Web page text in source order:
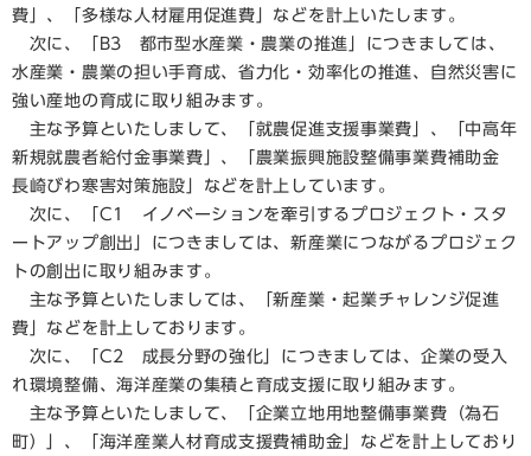
費」、「多様な人材雇用促進費」などを計上いたします。
次に、「B3 都市型水産業・農業の推進」につきましては、
水産業・農業の担い手育成、省力化・効率化の推進、自然災害に
強い産地の育成に取り組みます。
主な予算といたしまして、「就農促進支援事業費」、「中高年
新規就農者給付金事業費」、「農業振興施設整備事業費補助金
長崎びわ寒害対策施設」などを計上しています。
次に、「C1 イノベーションを牽引するプロジェクト・スタ
ートアップ創出」につきましては、新産業につながるプロジェク
トの創出に取り組みます。
主な予算といたしましては、「新産業・起業チャレンジ促進
費」などを計上しております。
次に、「C2 成長分野の強化」につきましては、企業の受入
れ環境整備、海洋産業の集積と育成支援に取り組みます。
主な予算といたしまして、「企業立地用地整備事業費（為石
町）」、「海洋産業人材育成支援費補助金」などを計上しており